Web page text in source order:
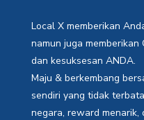
Local X memberikan
namun juga memberikan
dan kesuksesan ANDA.
Maju & berkembang
sendiri yang tidak
negara, reward